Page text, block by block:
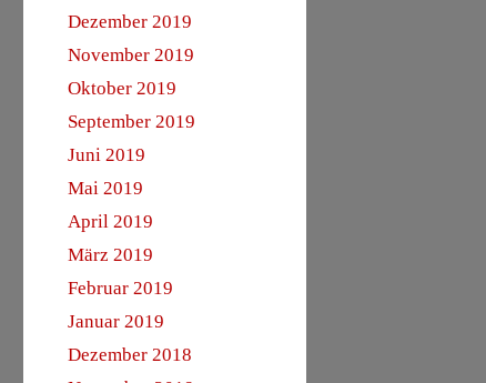
Dezember 2019
November 2019
Oktober 2019
September 2019
Juni 2019
Mai 2019
April 2019
März 2019
Februar 2019
Januar 2019
Dezember 2018